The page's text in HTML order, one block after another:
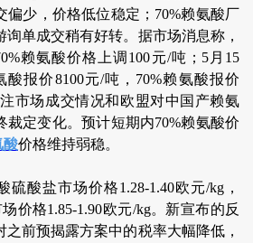
偏少，价格低位稳定；70%赖氨酸厂
单成交稍有好转。据市场消息称，
赖氨酸价格上调100元/吨；5月15
酸报价8100元/吨，70%赖氨酸报价
市场成交情况和欧盟对中国产赖氨
裁定变化。预计短期内70%赖氨酸价
酸价格维持弱稳。
硫酸盐市场价格1.28-1.40欧元/kg，
价格1.85-1.90欧元/kg。新宣布的反
前预揭露方案中的税率大幅降低，